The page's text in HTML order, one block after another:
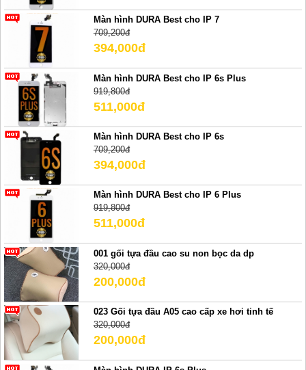
Màn hình DURA Best cho IP 7
709,200đ
394,000đ
Màn hình DURA Best cho IP 6s Plus
919,800đ
511,000đ
Màn hình DURA Best cho IP 6s
709,200đ
394,000đ
Màn hình DURA Best cho IP 6 Plus
919,800đ
511,000đ
001 gối tựa đầu cao su non bọc da dp
320,000đ
200,000đ
023 Gối tựa đầu A05 cao cấp xe hơi tinh tế
320,000đ
200,000đ